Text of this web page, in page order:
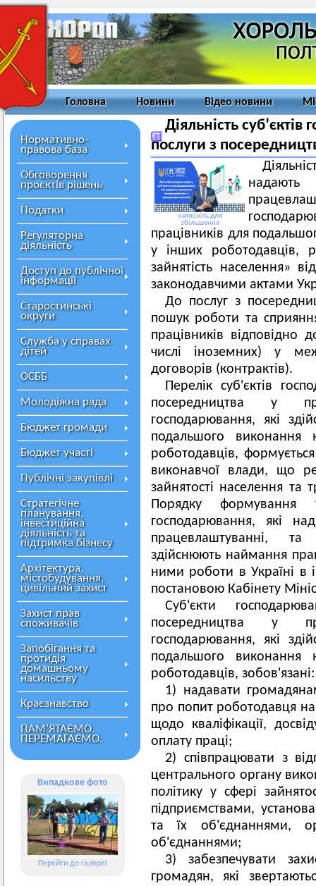
Головна Новини Відео новини
Нормативно-
правова база
Обговорення
проєктів рішень
Податки
Регуляторна
діяльність
Доступ до публічної
інформації
Старостинські
округи
Служба у справах
дітей
ОСББ
Молодіжна рада
Бюджет громади
Бюджет участі
Публічні закупівлі
Стратегічне
планування,
інвестиційна
діяльність та
підтримка бізнесу
Архітектура,
містобудування,
цивільний захист
Захист прав
споживачів
Запобігання та
протидія
домашньому
насильству
Краєзнавство
ПАМ’ЯТАЄМО.
ПЕРЕМАГАЄМО.
Випадкове фото
Перейти до галереї
Діяльність
послуги з
натисніть для
збільшення
працівників для
у інших роботодавців,
зайнятість населення»
законодавчими актами
До послуг з
пошук роботи та
працівників
числі іноземних) у
договорів (контрактів).
Перелік суб'єктів
посередництва у
господарювання, які
подальшого
роботодавців,
виконавчої влади, що
зайнятості населення та
Порядку формування
господарювання, які
працевлаштуванні, та
здійснюють наймання
ними роботи в Україні в
постановою Кабінету
Суб'єкти
посередництва у
господарювання, які
подальшого
роботодавців, зобов'язані:
1) надавати
про попит роботодавця
щодо кваліфікації,
оплату праці;
2) співпрацювати з
центрального органу
політику у сфері
підприємствами,
та їх об'єднаннями,
об'єднаннями;
3) забезпечувати
громадян, які